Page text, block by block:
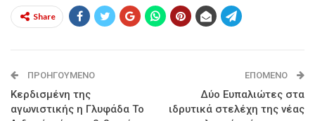
Share
ΠΡΟΗΓΟΎΜΕΝΟ
Κερδισμένη της
αγωνιστικής η Γλυφάδα Το
ΕΠΌΜΕΝΟ
Δύο Ευπαλιώτες στα
ιδρυτικά στελέχη της νέας